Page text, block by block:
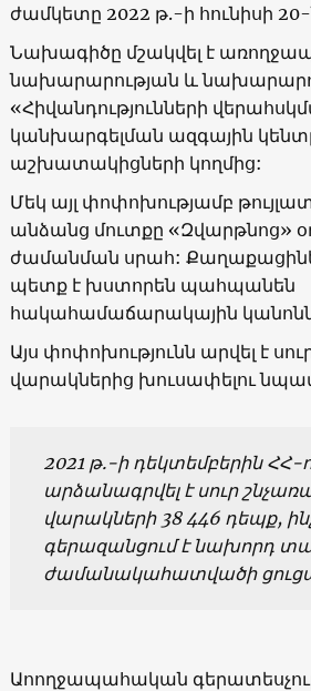
ժամկետը 2022 թ.-ի հունիսի 20-
Նախագիծը մշակվել է
նախարարության և
«Հիվանդությունների
կանխարգելման ազգային
աշխատակիցների կողմից:
Մեկ այլ փոփոխությամբ
անձանց մուտքը «Զվարթնոց»
ժամանման սրահ:
պետք է խստորեն պահպանեն
հակահամաճարակային
Այս փոփոխությունն արվել է
վարակներից խուսափելու
2021 թ.-ի դեկտեմբերին ՀՀ-
արձանագրվել է սուր
վարակների38 446 դեպք,
գերազանցում է նախորդ
ժամանակահատվածի
Աոողջապահական